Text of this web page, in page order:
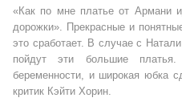
«Как по мне платье от Армани
дорожки». Прекрасные и
это сработает. В случае с
пойдут эти большие
беременности, и широкая юбка
критик Кэйти Хорин.